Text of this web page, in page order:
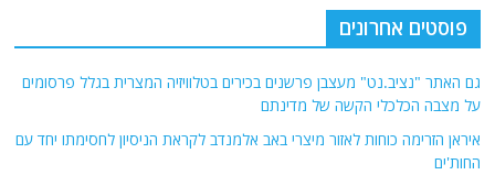
פוסטים אחרונים
גם האתר "נציב.נט" מעצבן פרשנים בכירים בטלוויזיה המצרית בגלל פרסומים
על מצבה הכלכלי הקשה של מדינתם
איראן הזרימה כוחות לאזור מיצרי באב אלמנדב לקראת הניסיון לחסימתו יחד עם
החות'ים